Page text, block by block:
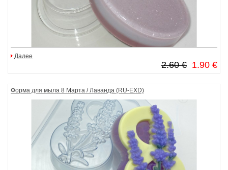
Далее
1.90 €
2.60 €
Форма для мыла 8 Марта / Лаванда (RU-EXD)